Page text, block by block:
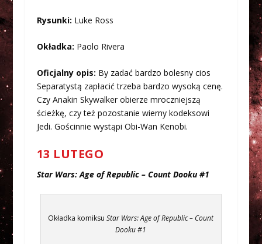
Rysunki: Luke Ross
Okładka: Paolo Rivera
Oficjalny opis: By zadać bardzo bolesny cios
Separatystą zapłacić trzeba bardzo wysoką cenę.
Czy Anakin Skywalker obierze mroczniejszą
ścieżkę, czy też pozostanie wierny kodeksowi
Jedi. Gościnnie wystąpi Obi-Wan Kenobi.
13 LUTEGO
Star Wars: Age of Republic – Count Dooku #1
Okładka komiksuStar Wars: Age of Republic – Count
Dooku #1